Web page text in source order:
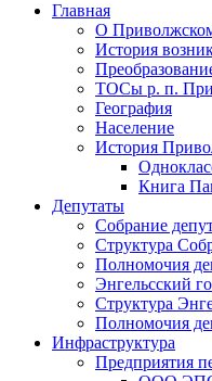
Главная
О
История
ТОСы р. п.
География
Население
История
Книга
Депутаты
Собрание
Структура
Полномочия
Энгельсский
Структура
Полномочия
Инфраструктура
Предприятия